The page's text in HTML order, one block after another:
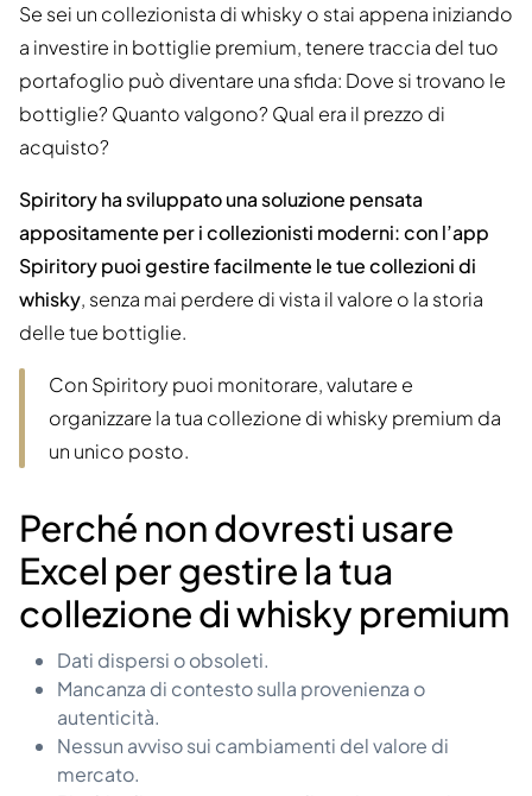
Se sei un collezionista di whisky o stai appena iniziando
a investire in bottiglie premium, tenere traccia del tuo
portafoglio può diventare una sfida: Dove si trovano le
bottiglie? Quanto valgono? Qual era il prezzo di
acquisto?
Spiritory ha sviluppato una soluzione pensata
appositamente per i collezionisti moderni: con l’app
Spiritory puoi gestire facilmente le tue collezioni di
whisky, senza mai perdere di vista il valore o la storia
delle tue bottiglie.
Con Spiritory puoi monitorare, valutare e
organizzare la tua collezione di whisky premium da
un unico posto.
Perché non dovresti usare
Excel per gestire la tua
collezione di whisky premium
Dati dispersi o obsoleti.
Mancanza di contesto sulla provenienza o
autenticità.
Nessun avviso sui cambiamenti del valore di
mercato.